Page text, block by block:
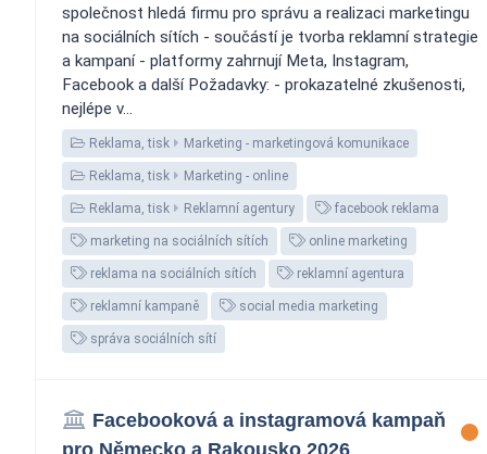
společnost hledá firmu pro správu a realizaci marketingu
na sociálních sítích - součástí je tvorba reklamní strategie
a kampaní - platformy zahrnují Meta, Instagram,
Facebook a další Požadavky: - prokazatelné zkušenosti,
nejlépe v...
Reklama, tisk Marketing - marketingová komunikace
Reklama, tisk Marketing - online
Reklama, tisk Reklamní agentury facebook reklama
marketing na sociálních sítích online marketing
reklama na sociálních sítích reklamní agentura
reklamní kampaně social media marketing
správa sociálních sítí
Facebooková a instagramová kampaň
pro Německo a Rakousko 2026